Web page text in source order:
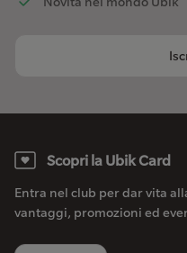
Scopri la Ubik Card
Entra nel club per dar vita
vantaggi, promozioni ed